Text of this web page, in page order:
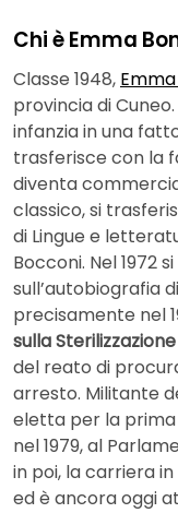
Chi è Emma
Classe 1948,
provincia di
infanzia in una
trasferisce con la
diventa
classico, si
di Lingue e
Bocconi. Nel 1972
sull’autobiografia
precisamente nel
sulla
del reato di
arresto. Militante
eletta per la
nel 1979, al
in poi, la carriera
ed è ancora oggi